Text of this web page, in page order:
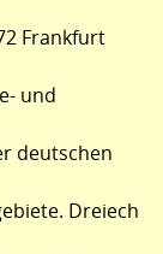
Frankfurt
und
deutschen
Dreiech